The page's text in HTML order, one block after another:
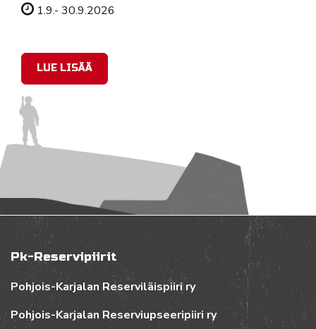
Tapahtuman ajankohta
1.9.- 30.9.2026
LUE LISÄÄ
Pk-Reservipiirit
Pohjois-Karjalan Reserviläispiiri ry
Pohjois-Karjalan Reserviupseeripiiri ry